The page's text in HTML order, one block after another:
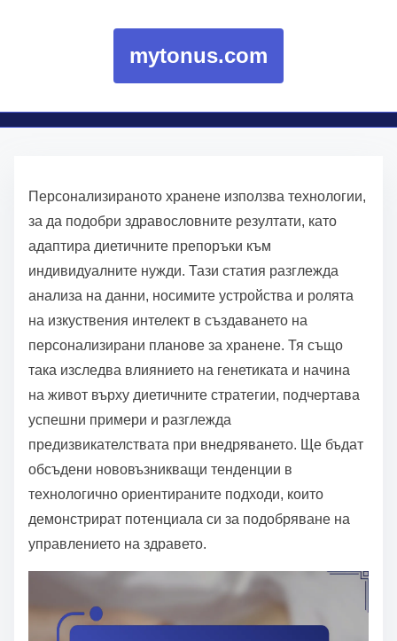
mytonus.com
Персонализираното хранене използва технологии,
за да подобри здравословните резултати, като
адаптира диетичните препоръки към
индивидуалните нужди. Тази статия разглежда
анализа на данни, носимите устройства и ролята
на изкуствения интелект в създаването на
персонализирани планове за хранене. Тя също
така изследва влиянието на генетиката и начина
на живот върху диетичните стратегии, подчертава
успешни примери и разглежда
предизвикателствата при внедряването. Ще бъдат
обсъдени нововъзникващи тенденции в
технологично ориентираните подходи, които
демонстрират потенциала си за подобряване на
управлението на здравето.